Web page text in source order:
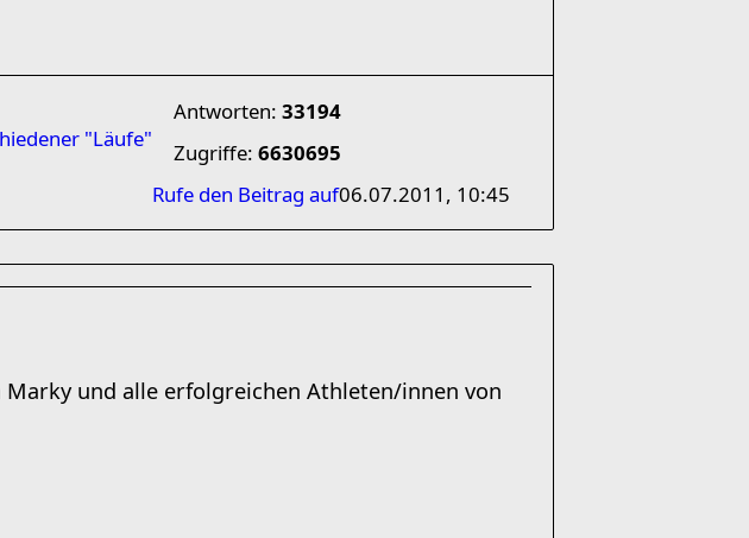
"Läufe"
Antworten: 33194
Zugriffe: 6630695
06.07.2011, 10:45
Rufe den Beitrag auf
und alle erfolgreichen Athleten/innen von